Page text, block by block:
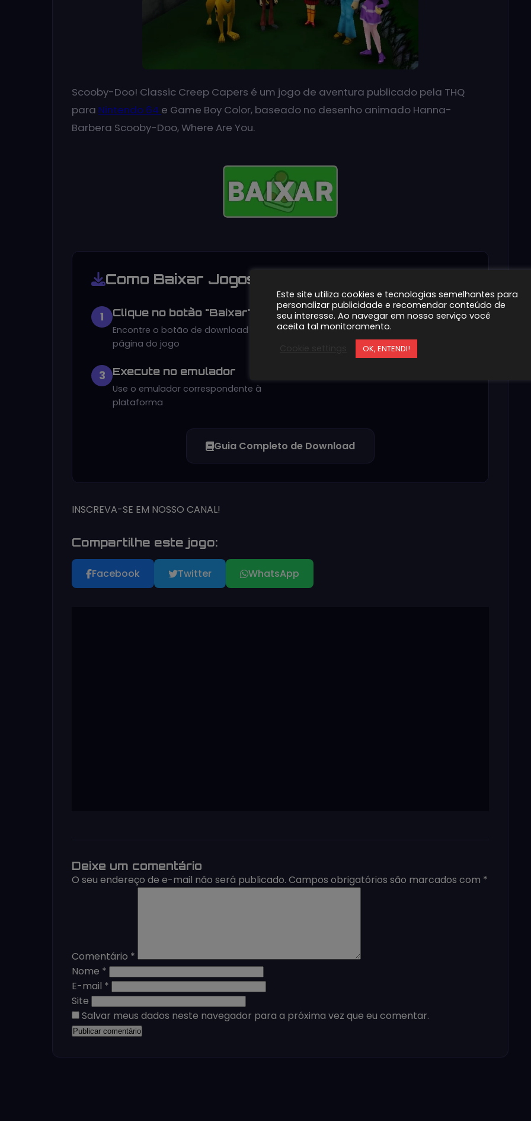
Scooby-Doo! Classic Creep Capers é um jogo de aventura publicado pela THQ
para Nintendo 64 e Game Boy Color, baseado no desenho animado Hanna-
Barbera Scooby-Doo, Where Are You.
Como Baixar Jogos no Ação 2D
1 Clique no botão "Baixar"
Encontre o botão de download na
página do jogo
2 Descompacte o arquivo
Use programas como WinRAR ou 7-
3 Execute no emulador
Use o emulador correspondente à
plataforma
Guia Completo de Download
INSCREVA-SE EM NOSSO CANAL!
Compartilhe este jogo:
Facebook Twitter WhatsApp
Deixe um comentário
O seu endereço de e-mail não será publicado. Campos obrigatórios são marcados com *
Comentário *
Nome *
E-mail *
Site
Salvar meus dados neste navegador para a próxima vez que eu comentar.
Este site utiliza cookies e tecnologias semelhantes para
personalizar publicidade e recomendar conteúdo de
seu interesse. Ao navegar em nosso serviço você
aceita tal monitoramento.
OK, ENTENDI!